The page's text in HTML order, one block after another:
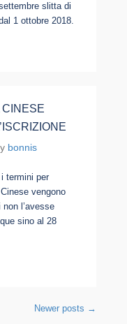
slitta di
1 ottobre 2018.
CINESE
bonnis
termini per
vengono
l’avesse
sino al 28
Newer posts →